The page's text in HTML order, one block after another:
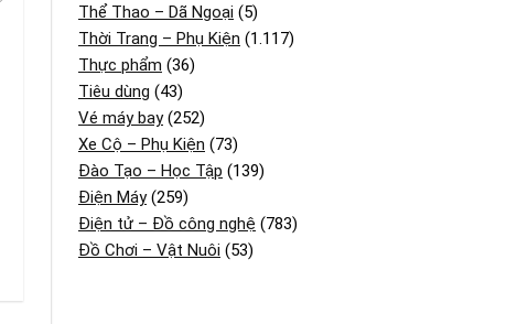
Thể Thao – Dã Ngoại (5)
Thời Trang – Phụ Kiện (1.117)
Thực phẩm (36)
Tiêu dùng (43)
Vé máy bay(252)
Xe Cộ – Phụ Kiện (73)
Đào Tạo – Học Tập (139)
Điện Máy(259)
Điện tử – Đồ công nghệ (783)
Đồ Chơi – Vật Nuôi (53)